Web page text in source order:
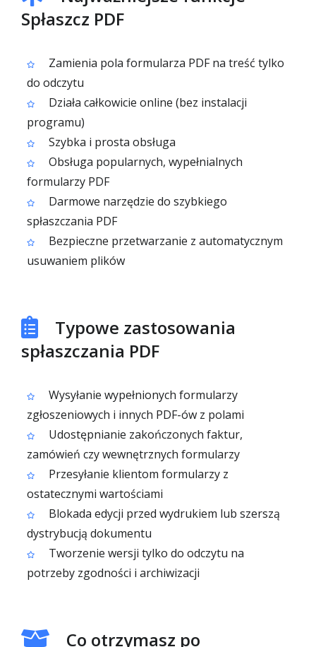
Spłaszcz PDF
Zamienia pola formularza PDF na treść tylko
do odczytu
Działa całkowicie online (bez instalacji
programu)
Szybka i prosta obsługa
Obsługa popularnych, wypełnialnych
formularzy PDF
Darmowe narzędzie do szybkiego
spłaszczania PDF
Bezpieczne przetwarzanie z automatycznym
usuwaniem plików
Typowe zastosowania
spłaszczania PDF
Wysyłanie wypełnionych formularzy
zgłoszeniowych i innych PDF-ów z polami
Udostępnianie zakończonych faktur,
zamówień czy wewnętrznych formularzy
Przesyłanie klientom formularzy z
ostatecznymi wartościami
Blokada edycji przed wydrukiem lub szerszą
dystrybucją dokumentu
Tworzenie wersji tylko do odczytu na
potrzeby zgodności i archiwizacji
Co otrzymasz po